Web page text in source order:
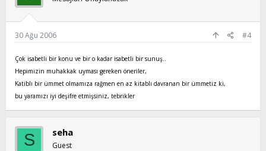
30 Ağu 2006 #4
Çok isabetli bir konu ve bir o kadar isabetli bir sunuş..
Hepimizin muhakkak uyması gereken öneriler,
Katiblı bir ümmet olmamıza rağmen en az kitablı davranan bir ümmetiz ki,
bu yaramızı iyi deşifre etmişsiniz, tebrikler
S seha
Guest